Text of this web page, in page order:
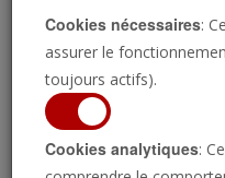
importantes directement par
Cookies nécessaires:
assurer le
toujours actifs).
Cookies analytiques: